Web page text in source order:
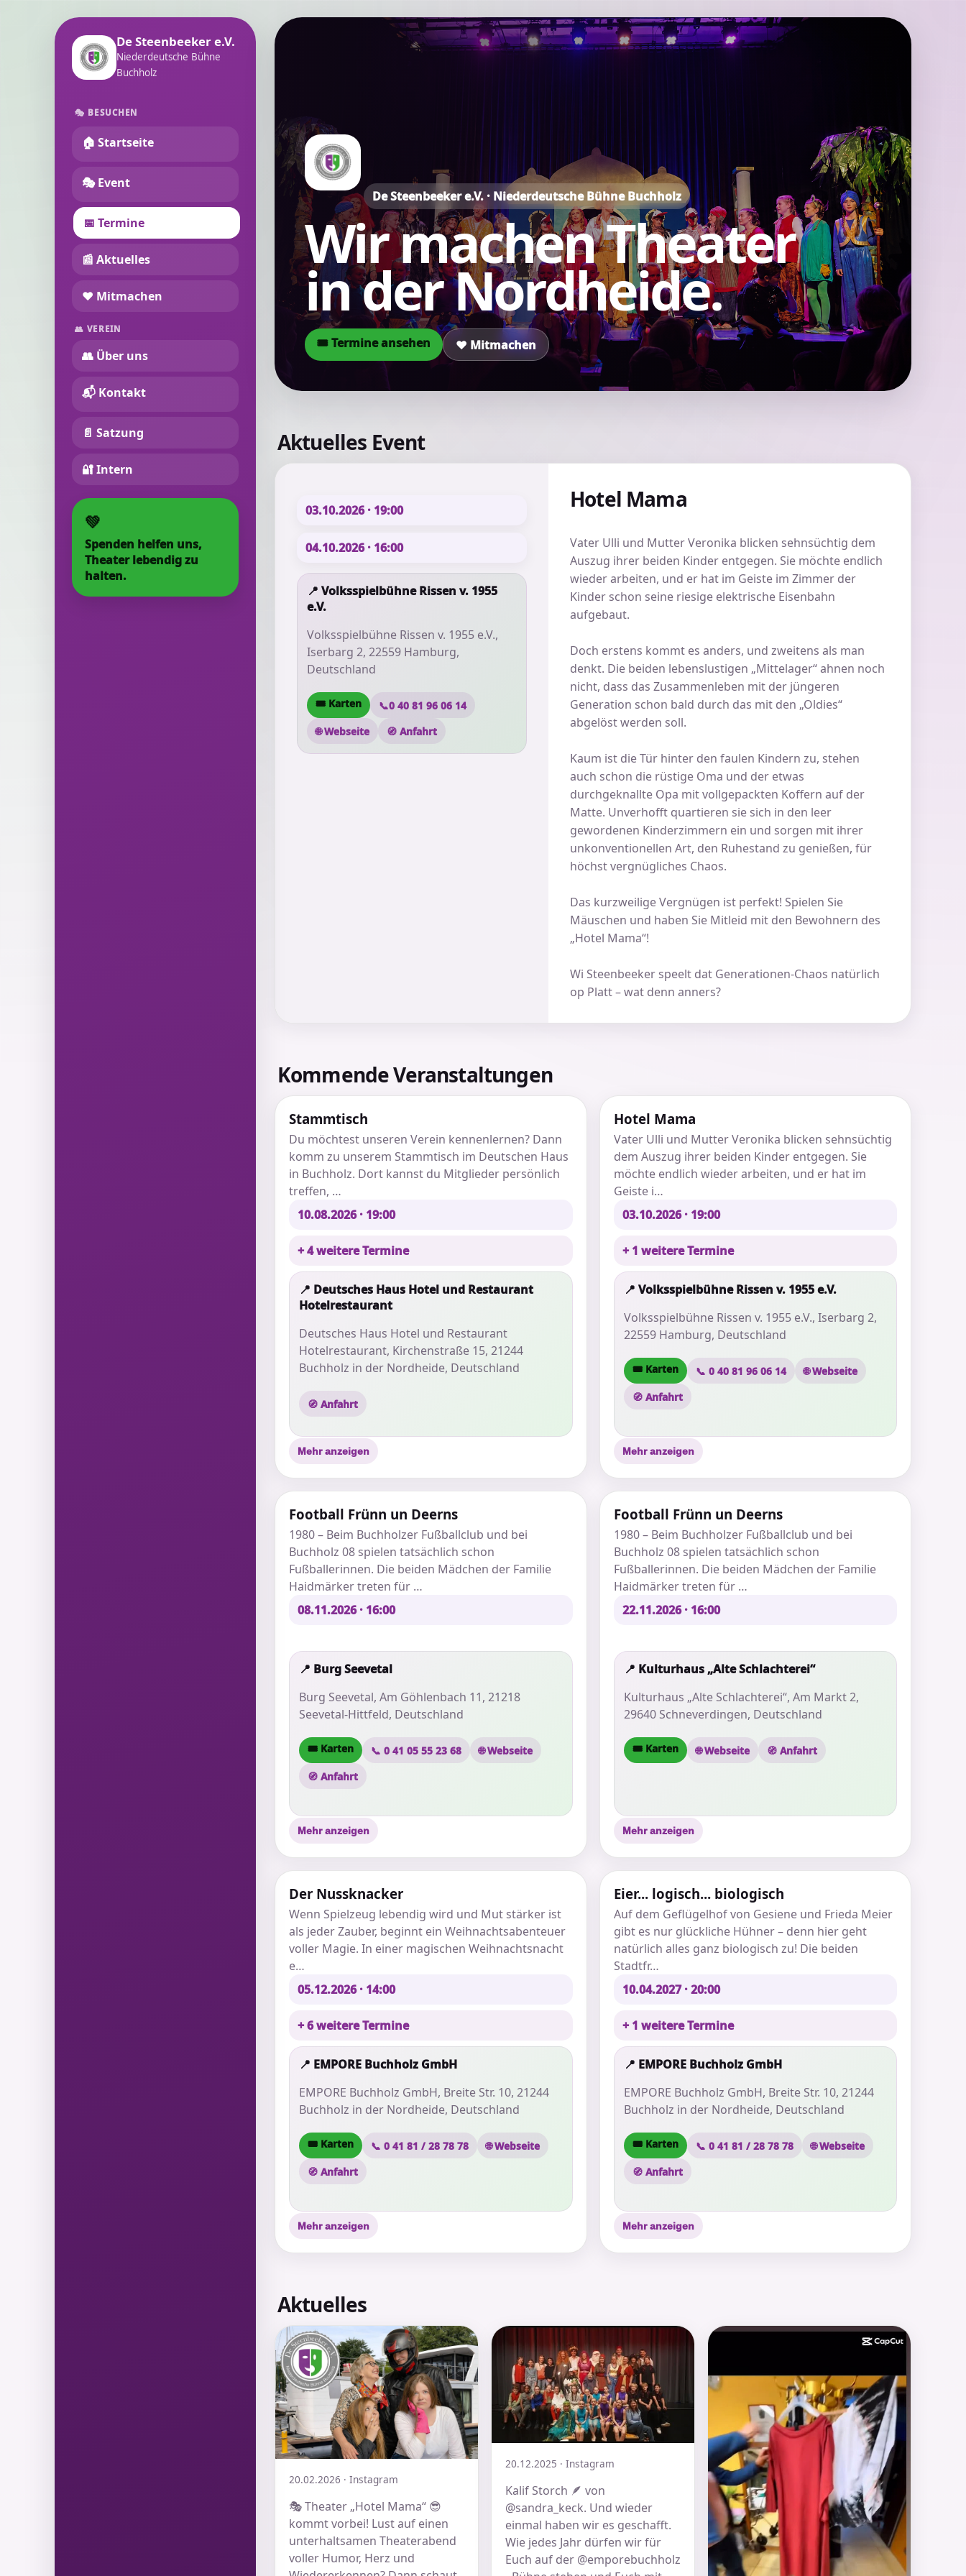
De Steenbeeker e.V.
Niederdeutsche Bühne
Buchholz
🎭 BESUCHEN
🏠 Startseite
🎭 Event
📅 Termine
📰 Aktuelles
❤️ Mitmachen
👥 VEREIN
👥 Über uns
📬 Kontakt
📄 Satzung
🔐 Intern
💚
Spenden helfen uns,
Theater lebendig zu
halten.
De Steenbeeker e.V. · Niederdeutsche Bühne Buchholz
Wir machen Theater
in der Nordheide.
🎟 Termine ansehen ❤️ Mitmachen
Aktuelles Event
03.10.2026 · 19:00
04.10.2026 · 16:00
📍 Volksspielbühne Rissen v. 1955
e.V.
Volksspielbühne Rissen v. 1955 e.V.,
Iserbarg 2, 22559 Hamburg,
Deutschland
🎟 Karten 📞0 40 81 96 06 14
🌐 Webseite
🧭 Anfahrt
Hotel Mama
Vater Ulli und Mutter Veronika blicken sehnsüchtig dem
Auszug ihrer beiden Kinder entgegen. Sie möchte endlich
wieder arbeiten, und er hat im Geiste im Zimmer der
Kinder schon seine riesige elektrische Eisenbahn
aufgebaut.
Doch erstens kommt es anders, und zweitens als man
denkt. Die beiden lebenslustigen „Mittelager“ ahnen noch
nicht, dass das Zusammenleben mit der jüngeren
Generation schon bald durch das mit den „Oldies“
abgelöst werden soll.
Kaum ist die Tür hinter den faulen Kindern zu, stehen
auch schon die rüstige Oma und der etwas
durchgeknallte Opa mit vollgepackten Koffern auf der
Matte. Unverhofft quartieren sie sich in den leer
gewordenen Kinderzimmern ein und sorgen mit ihrer
unkonventionellen Art, den Ruhestand zu genießen, für
höchst vergnügliches Chaos.
Das kurzweilige Vergnügen ist perfekt! Spielen Sie
Mäuschen und haben Sie Mitleid mit den Bewohnern des
„Hotel Mama“!
Wi Steenbeeker speelt dat Generationen-Chaos natürlich
op Platt – wat denn anners?
Kommende Veranstaltungen
Stammtisch
Du möchtest unseren Verein kennenlernen? Dann
komm zu unserem Stammtisch im Deutschen Haus
in Buchholz. Dort kannst du Mitglieder persönlich
treffen, …
10.08.2026 · 19:00
+ 4 weitere Termine
📍 Deutsches Haus Hotel und Restaurant
Hotelrestaurant
Deutsches Haus Hotel und Restaurant
Hotelrestaurant, Kirchenstraße 15, 21244
Buchholz in der Nordheide, Deutschland
🧭 Anfahrt
Mehr anzeigen
Hotel Mama
Vater Ulli und Mutter Veronika blicken sehnsüchtig
dem Auszug ihrer beiden Kinder entgegen. Sie
möchte endlich wieder arbeiten, und er hat im
Geiste i…
03.10.2026 · 19:00
+ 1 weitere Termine
📍 Volksspielbühne Rissen v. 1955 e.V.
Volksspielbühne Rissen v. 1955 e.V., Iserbarg 2,
22559 Hamburg, Deutschland
🎟 Karten 📞 0 40 81 96 06 14
🌐 Webseite
🧭 Anfahrt
Mehr anzeigen
Football Frünn un Deerns
1980 – Beim Buchholzer Fußballclub und bei
Buchholz 08 spielen tatsächlich schon
Fußballerinnen. Die beiden Mädchen der Familie
Haidmärker treten für …
08.11.2026 · 16:00
📍 Burg Seevetal
Burg Seevetal, Am Göhlenbach 11, 21218
Seevetal-Hittfeld, Deutschland
🎟 Karten 📞 0 41 05 55 23 68
🌐 Webseite
🧭 Anfahrt
Mehr anzeigen
Football Frünn un Deerns
1980 – Beim Buchholzer Fußballclub und bei
Buchholz 08 spielen tatsächlich schon
Fußballerinnen. Die beiden Mädchen der Familie
Haidmärker treten für …
22.11.2026 · 16:00
📍 Kulturhaus „Alte Schlachterei“
Kulturhaus „Alte Schlachterei“, Am Markt 2,
29640 Schneverdingen, Deutschland
🎟 Karten 🌐 Webseite 🧭 Anfahrt
Mehr anzeigen
Der Nussknacker
Wenn Spielzeug lebendig wird und Mut stärker ist
als jeder Zauber, beginnt ein Weihnachtsabenteuer
voller Magie. In einer magischen Weihnachtsnacht
e…
05.12.2026 · 14:00
+ 6 weitere Termine
📍 EMPORE Buchholz GmbH
EMPORE Buchholz GmbH, Breite Str. 10, 21244
Buchholz in der Nordheide, Deutschland
🎟 Karten 📞 0 41 81 / 28 78 78
🌐 Webseite
🧭 Anfahrt
Mehr anzeigen
Eier... logisch... biologisch
Auf dem Geflügelhof von Gesiene und Frieda Meier
gibt es nur glückliche Hühner – denn hier geht
natürlich alles ganz biologisch zu! Die beiden
Stadtfr…
10.04.2027 · 20:00
+ 1 weitere Termine
📍 EMPORE Buchholz GmbH
EMPORE Buchholz GmbH, Breite Str. 10, 21244
Buchholz in der Nordheide, Deutschland
🎟 Karten 📞 0 41 81 / 28 78 78
🌐 Webseite
🧭 Anfahrt
Mehr anzeigen
Aktuelles
20.02.2026 · Instagram
🎭 Theater „Hotel Mama“ 😎
kommt vorbei! Lust auf einen
unterhaltsamen Theaterabend
voller Humor, Herz und
20.12.2025 · Instagram
Kalif Storch 🪶 von
@sandra_keck. Und wieder
einmal haben wir es geschafft.
Wie jedes Jahr dürfen wir für
Euch auf der @emporebuchholz